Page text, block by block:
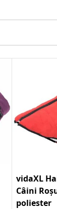
vidaXL
Câini
poliester